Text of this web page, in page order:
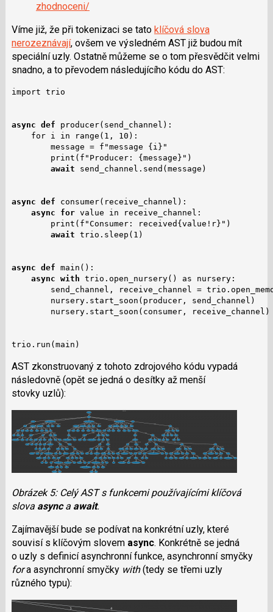
zhodnoceni/
Víme již, že při tokenizaci se tato klíčová slova
nerozeznávají, ovšem ve výsledném AST již budou mít
speciální uzly. Ostatně můžeme se o tom přesvědčit velmi
snadno, a to převodem následujícího kódu do AST:
import trio
async def producer(send_channel):
    for i in range(1, 10):
        message = f"message {i}"
        print(f"Producer: {message}")
await send_channel.send(message)
async def consumer(receive_channel):
async for value in receive_channel:
        print(f"Consumer: received{value!r}")
await trio.sleep(1)
async def main():
async with trio.open_nursery() as nursery:
send_channel, receive_channel =
        nursery.start_soon(producer, send_channel)
        nursery.start_soon(consumer, receive_channel)
trio.run(main)
AST zkonstruovaný z tohoto zdrojového kódu vypadá
následovně (opět se jedná o desítky až menší
stovky uzlů):
Obrázek 5: Celý AST s funkcemi používajícími klíčová
slova asynca await.
Zajímavější bude se podívat na konkrétní uzly, které
souvisí s klíčovým slovem async. Konkrétně se jedná
o uzly s definicí asynchronní funkce, asynchronní smyčky
fora asynchronní smyčky with(tedy se třemi uzly
různého typu):